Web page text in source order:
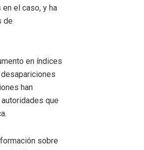
el caso, y ha
de
en índices
han
que
sobre